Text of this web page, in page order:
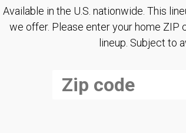
Available in the U.S. nationwide. This
we offer. Please enter your home ZIP
lineup. Subject to